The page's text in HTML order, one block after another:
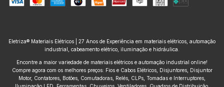
Eletriza® Materiais Elétricos | 27 Anos de Experiência em materiais elétricos, automação
industrial, cabeamento elétrico, iluminação e hidráulica.
Encontre a maior variedade de materiais elétricos e automação industrial online!
Compre agora com os melhores preços: Fios e Cabos Elétricos, Disjuntores, Disjuntor
Motor, Contatores, Botões, Comutadoras, Relés, CLPs, Tomadas e Interruptores,